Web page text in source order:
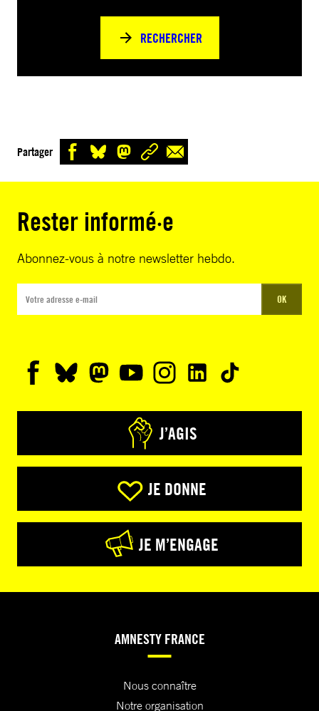
RECHERCHER
Partager
Rester informé·e
Abonnez-vous à notre newsletter hebdo.
OK
J’AGIS
JE DONNE
JE M’ENGAGE
AMNESTY FRANCE
Nous connaître
Notre organisation